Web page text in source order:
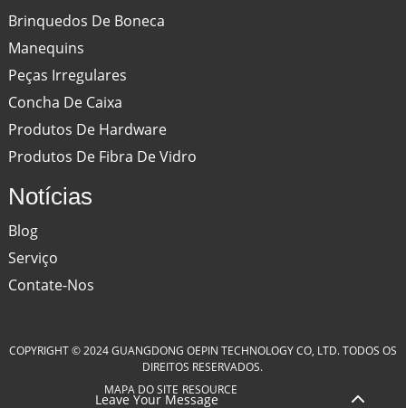
Brinquedos De Boneca
Manequins
Peças Irregulares
Concha De Caixa
Produtos De Hardware
Produtos De Fibra De Vidro
Notícias
Blog
Serviço
Contate-Nos
COPYRIGHT © 2024 GUANGDONG OEPIN TECHNOLOGY CO, LTD. TODOS OS
DIREITOS RESERVADOS.
MAPA DO SITE RESOURCE
Leave Your Message